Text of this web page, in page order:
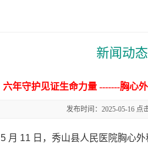
新闻动态
六年守护见证生命力量 -------胸心
发布时间：2025-05-16 点
5 月 11 日， 秀山县人民医院胸心